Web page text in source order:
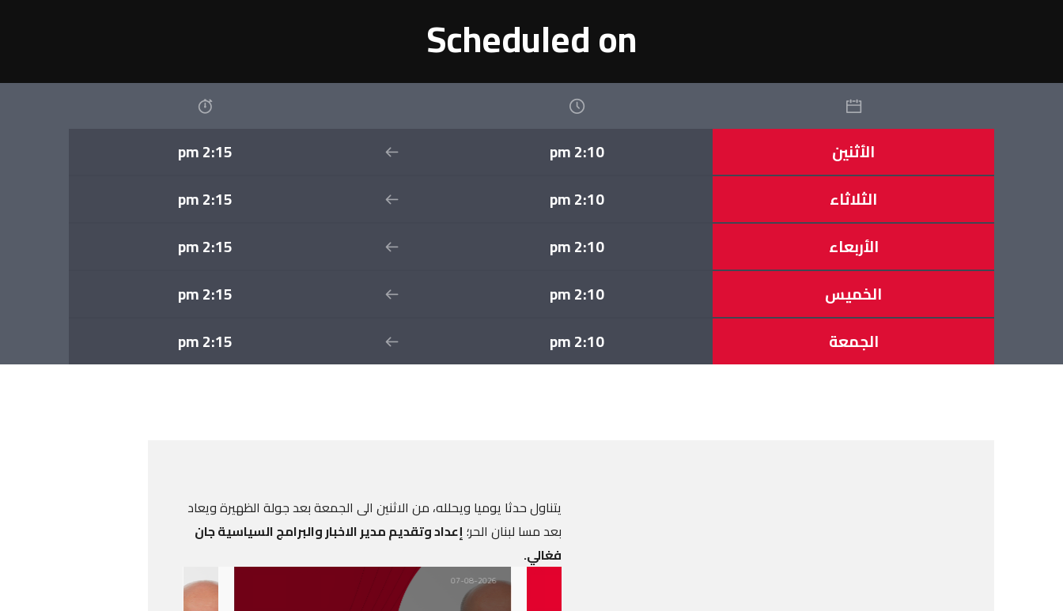
Scheduled on
الأثنين 2:10 pm
2:15 pm
الثلاثاء
2:10 pm
2:15 pm
الأربعاء
2:10 pm
2:15 pm
الخميس
2:10 pm
2:15 pm
الجمعة
2:10 pm
2:15 pm
يتناول حدثا يوميا ويحلله، من الاثنين الى الجمعة بعد جولة الظهيرة ويعاد
بعد مسا لبنان الحر؛إعداد وتقديممدير الاخبار والبرامج السياسية جان
فغالي.
07-08-2026